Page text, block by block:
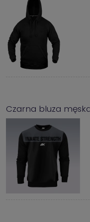
Czarna bluza męska